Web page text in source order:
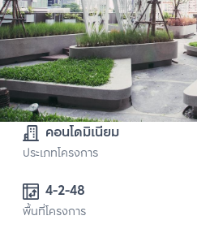
คอนโดมิเนียม
ประเภทโครงการ
4-2-48
พื้นที่โครงการ